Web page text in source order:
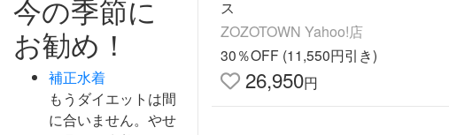
今の季節に
お勧め！
補正水着
もうダイエットは間
に合いません。やせ
ス
ZOZOTOWN Yahoo!店
30％OFF (11,550円引き)
26,950円